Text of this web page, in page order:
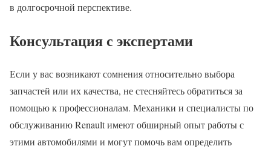
в долгосрочной перспективе.
Консультация с экспертами
Если у вас возникают сомнения относительно выбора
запчастей или их качества, не стесняйтесь обратиться за
помощью к профессионалам. Механики и специалисты по
обслуживанию Renault имеют обширный опыт работы с
этими автомобилями и могут помочь вам определить